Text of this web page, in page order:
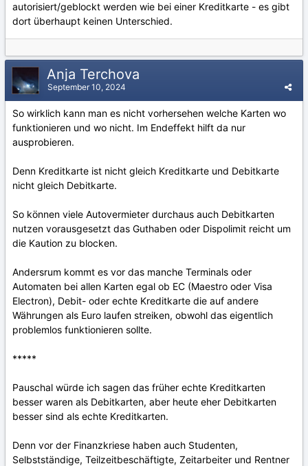
autorisiert/geblockt werden wie bei einer Kreditkarte - es gibt
dort überhaupt keinen Unterschied.
Anja Terchova
September 10, 2024
So wirklich kann man es nicht vorhersehen welche Karten wo
funktionieren und wo nicht. Im Endeffekt hilft da nur
ausprobieren.
Denn Kreditkarte ist nicht gleich Kreditkarte und Debitkarte
nicht gleich Debitkarte.
So können viele Autovermieter durchaus auch Debitkarten
nutzen vorausgesetzt das Guthaben oder Dispolimit reicht um
die Kaution zu blocken.
Andersrum kommt es vor das manche Terminals oder
Automaten bei allen Karten egal ob EC (Maestro oder Visa
Electron), Debit- oder echte Kreditkarte die auf andere
Währungen als Euro laufen streiken, obwohl das eigentlich
problemlos funktionieren sollte.
*****
Pauschal würde ich sagen das früher echte Kreditkarten
besser waren als Debitkarten, aber heute eher Debitkarten
besser sind als echte Kreditkarten.
Denn vor der Finanzkriese haben auch Studenten,
Selbstständige, Teilzeitbeschäftigte, Zeitarbeiter und Rentner